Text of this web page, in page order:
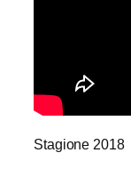
Stagione 2018